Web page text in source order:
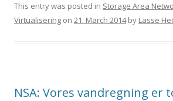
This entry was posted in Storage Area
Virtualisering on 21. March 2014by Lasse
NSA: Vores vandregning er